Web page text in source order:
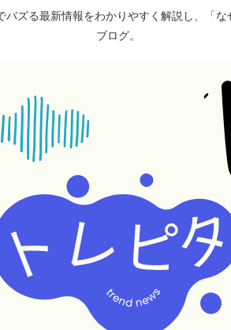
ズる最新情報をわかりやすく解説し、「
ブログ。